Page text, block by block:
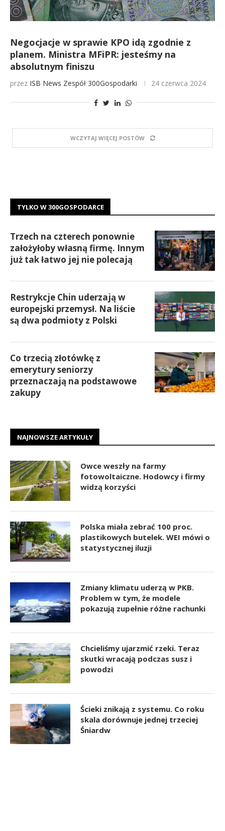
Negocjacje w sprawie KPO idą zgodnie z
planem. Ministra MFiPR: jesteśmy na
absolutnym finiszu
przez ISB News Zespół 300Gospodarki 24 czerwca 2024
WCZYTAJ WIĘCEJ POSTÓW
TYLKO W 300GOSPODARCE
Trzech na czterech ponownie
założyłoby własną firmę. Innym
już tak łatwo jej nie polecają
Restrykcje Chin uderzają w
europejski przemysł. Na liście
są dwa podmioty z Polski
Co trzecią złotówkę z
emerytury seniorzy
przeznaczają na podstawowe
zakupy
NAJNOWSZE ARTYKUŁY
Owce weszły na farmy
fotowoltaiczne. Hodowcy i firmy
widzą korzyści
Polska miała zebrać 100 proc.
plastikowych butelek. WEI mówi o
statystycznej iluzji
Zmiany klimatu uderzą w PKB.
Problem w tym, że modele
pokazują zupełnie różne rachunki
Chcieliśmy ujarzmić rzeki. Teraz
skutki wracają podczas susz i
powodzi
Ścieki znikają z systemu. Co roku
skala dorównuje jednej trzeciej
Śniardw